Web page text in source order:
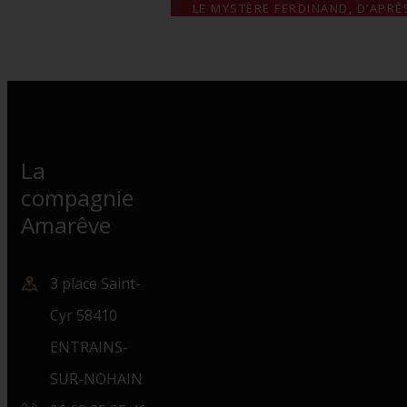
LE MYSTÈRE FERDINAND,
La
compagnie
Amarêve
3 place Saint-
Cyr 58410
ENTRAINS-
SUR-NOHAIN